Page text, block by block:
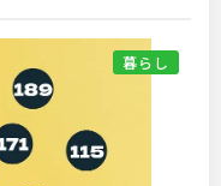
暮らし